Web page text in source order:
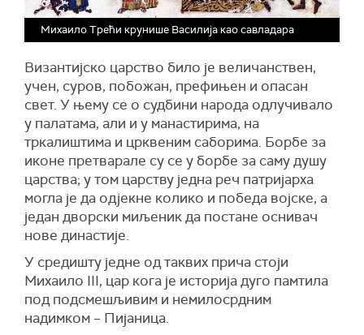
Михаило Трећи крунише Василија као савладара
Византијско царство било је величанствен,
учен, суров, побожан, префињен и опасан
свет. У њему се о судбини народа одлучивало
у палатама, али и у манастирима, на
тркалиштима и црквеним саборима. Борбе за
иконе претварале су се у борбе за саму душу
царства; у том царству једна реч патријарха
могла је да одјекне колико и победа војске, а
један дворски миљеник да постане оснивач
нове династије.
У средишту једне од таквих прича стоји
Михаило III, цар кога је историја дуго памтила
под подсмешљивим и немилосрдним
надимком – Пијаница.